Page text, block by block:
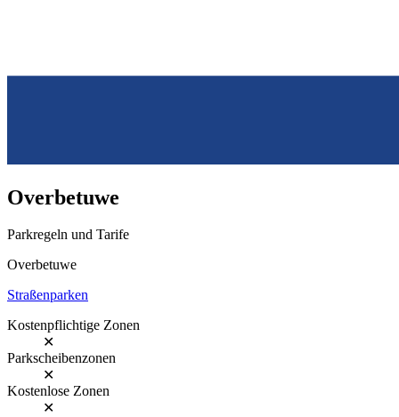
Overbetuwe
Parkregeln und Tarife
Overbetuwe
Straßenparken
Kostenpflichtige Zonen
✕
Parkscheibenzonen
✕
Kostenlose Zonen
✕